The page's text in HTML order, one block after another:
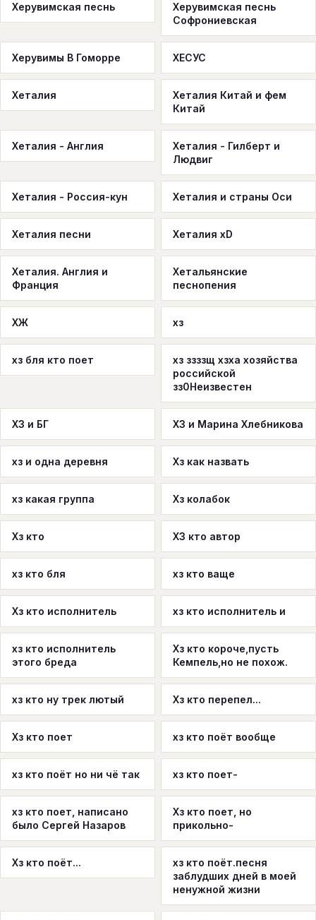
Херувимская песнь
Херувимская песнь
Софрониевская
Херувимы В Гоморре ХЕСУС
Хеталия
Хеталия Китай и фем
Китай
Хеталия - Англия
Хеталия - Гилберт и
Людвиг
Хеталия - Россия-кун Хеталия и страны Оси
Хеталия песни Хеталия хD
Хеталия. Англия и
Франция
Хетальянские
песнопения
ХЖ хз
хз бля кто поет
хз ззззщ хзха хозяйства
российской
зз0Неизвестен
ХЗ и БГ ХЗ и Марина Хлебникова
хз и одна деревня Хз как назвать
хз какая группа Хз колабок
Хз кто ХЗ кто автор
хз кто бля хз кто ваще
Хз кто исполнитель хз кто исполнитель и
хз кто исполнитель
этого бреда
Хз кто короче,пусть
Кемпель,но не похож.
хз кто ну трек лютый Хз кто перепел...
Хз кто поет хз кто поёт вообще
хз кто поёт но ни чё так хз кто поет-
хз кто поет, написано
было Сергей Назаров
Хз кто поет, но
прикольно-
Хз кто поёт...
хз кто поёт.песня
заблудших дней в моей
ненужной жизни